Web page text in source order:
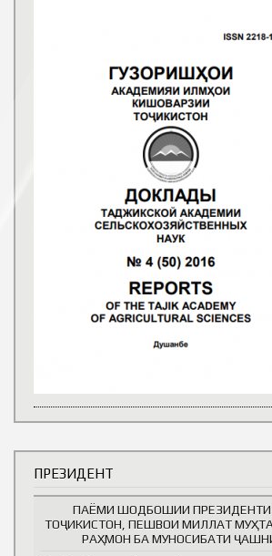
ПРЕЗИДЕНТ
ПАЁМИ ШОДБОШИИ ПРЕЗИДЕНТИ
ТОҶИКИСТОН, ПЕШВОИ МИЛЛАТ
РАҲМОН БА МУНОСИБАТИ